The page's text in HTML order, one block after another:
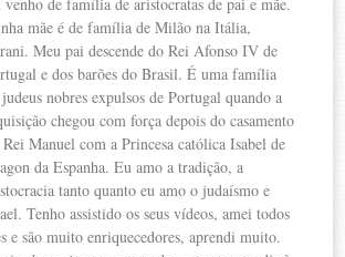
mãe é de família de Milão na Itália,
Meu pai descende do Rei Afonso IV de
e dos barões do Brasil. É uma família
nobres expulsos de Portugal quando a
chegou com força depois do casamento
Manuel com a Princesa católica Isabel de
da Espanha. Eu amo a tradição, a
tanto quanto eu amo o judaísmo e
Tenho assistido os seus vídeos, amei todos
e são muito enriquecedores, aprendi muito.